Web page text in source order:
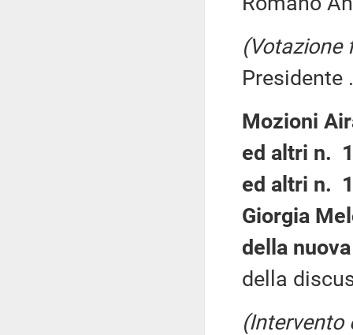
(Votazione
Presidente
Mozioni
ed altri n.
ed altri n.
Giorgia
della
della
(Intervento